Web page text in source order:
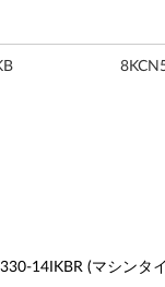
14IKBR (マシンタ